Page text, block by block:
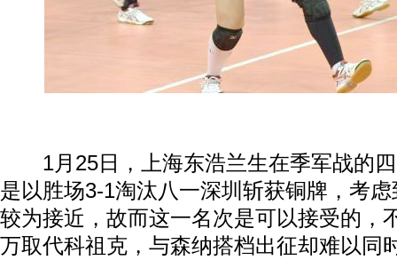
1月25日，上海东浩兰生在季军战的四
是以胜场3-1淘汰八一深圳斩获铜牌，考
较为接近，故而这一名次是可以接受的，
万取代科祖克，与森纳搭档出征却难以同